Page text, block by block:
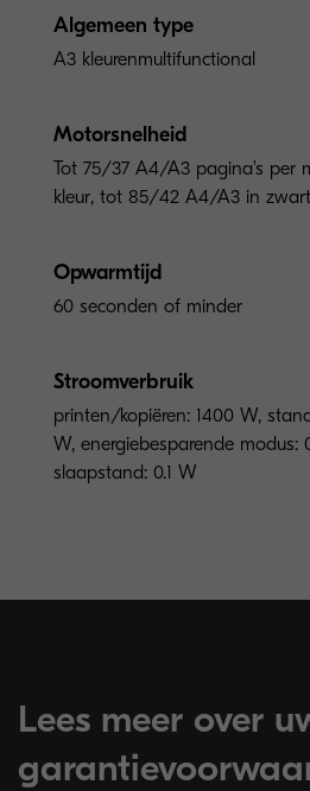
Algemeen type
A3 kleurenmultifunctional
Motorsnelheid
Tot 75/37 A4/A3 pagina's per
kleur, tot 85/42 A4/A3 in zwart
Opwarmtijd
60 seconden of minder
Stroomverbruik
printen/kopiëren: 1400 W,
W, energiebesparende modus:
slaapstand: 0.1 W
Lees meer over